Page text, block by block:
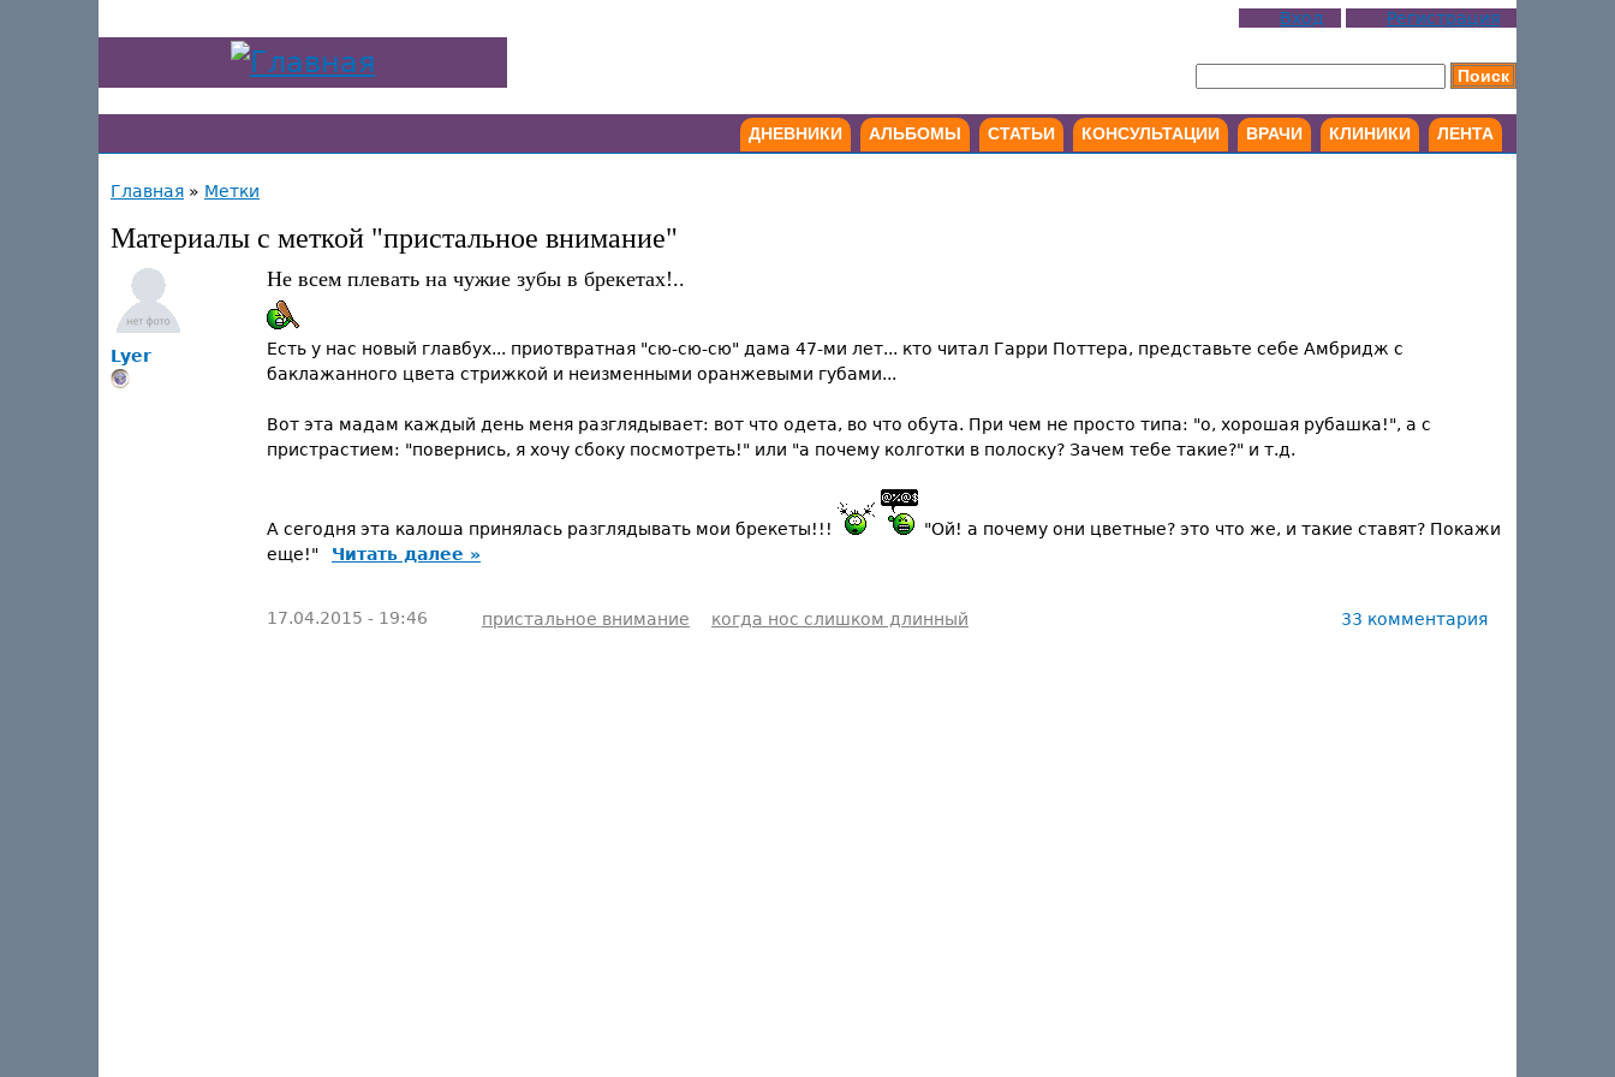
Вход Регистрация
ДНЕВНИКИ АЛЬБОМЫ СТАТЬИ КОНСУЛЬТАЦИИ ВРАЧИ КЛИНИКИ ЛЕНТА
Главная » Метки
Материалы с меткой "пристальное внимание"
Lyer
Не всем плевать на чужие зубы в брекетах!..
Есть у нас новый главбух... приотвратная "сю-сю-сю" дама 47-ми лет... кто читал Гарри Поттера, представьте себе Амбридж с
баклажанного цвета стрижкой и неизменными оранжевыми губами...
Вот эта мадам каждый день меня разглядывает: вот что одета, во что обута. При чем не просто типа: "о, хорошая рубашка!", а с
пристрастием: "повернись, я хочу сбоку посмотреть!" или "а почему колготки в полоску? Зачем тебе такие?" и т.д.
А сегодня эта калоша принялась разглядывать мои брекеты!!!
"Ой! а почему они цветные? это что же, и такие ставят? Покажи
еще!"
Читать далее »
17.04.2015 - 19:46 пристальное внимание когда нос слишком длинный 33 комментария